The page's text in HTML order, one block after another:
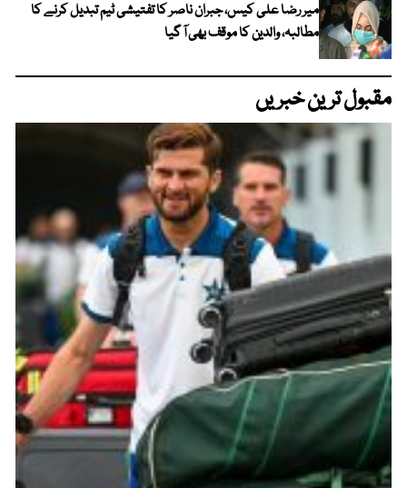
میر رضا علی کیس، جبران ناصر کا تفتیشی ٹیم تبدیل کرنے کا
مطالبہ، والدین کا موقف بھی آ گیا
مقبول ترین خبریں